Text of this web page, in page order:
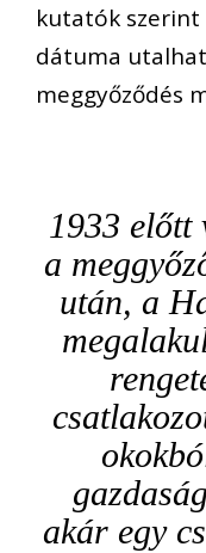
kutatók szerint
dátuma
meggyőződés
1933 előtt
a
után, a
akár egy